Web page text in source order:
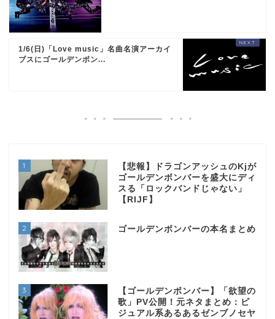
1/6(日)「Love music」名曲名演アーカイ
ブスにゴールデンボン...
1
【悲報】ドラゴンアッシュのKjが
ゴールデンボンバーを盛大にディ
スる「ロックバンドじゃない」
【RIJF】
2 ゴールデンボンバーの本名まとめ
3
【ゴールデンボンバー】「欲望の
歌」PV公開！元ネタまとめ：ビ
ジュアル系あるあるゼンブノセヤ